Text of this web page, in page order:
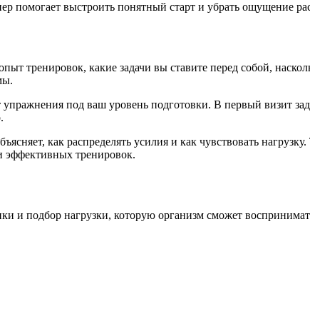
помогает выстроить понятный старт и убрать ощущение
тренировок, какие задачи вы ставите перед собой,
упражнения под ваш уровень подготовки. В первый визит
как распределять усилия и как чувствовать
эффективных тренировок.
и подбор нагрузки, которую организм сможет